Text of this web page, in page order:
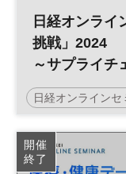
日経オンライ
挑戦」2024
～サプライチ
脱炭素経営〜
日経オンラインセ
サステナビリティ
カーボンニュート
開催
終了